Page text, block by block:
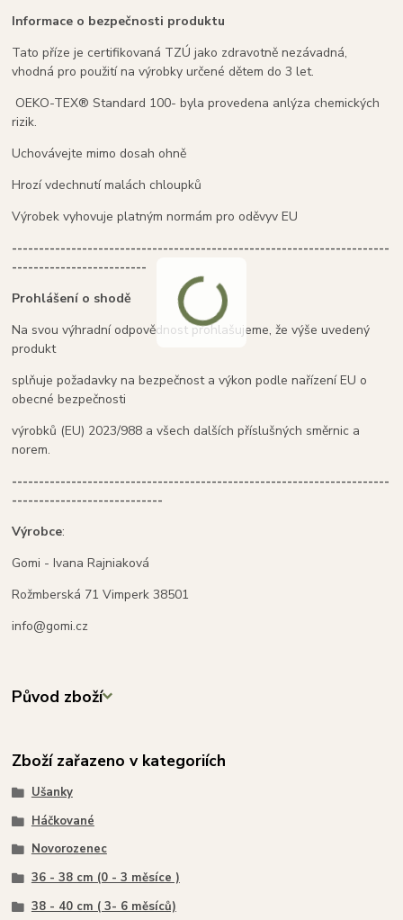
Informace o bezpečnosti produktu
Tato příze je certifikovaná TZÚ jako zdravotně nezávadná,
vhodná pro použití na výrobky určené dětem do 3 let.
OEKO-TEX® Standard 100- byla provedena anlýza chemických
rizik.
Uchovávejte mimo dosah ohně
Hrozí vdechnutí malách chloupků
Výrobek vyhovuje platným normám pro oděvyv EU
----------------------------------------------------------------------
-------------------------
Prohlášení o shodě
Na svou výhradní odpovědnost prohlašujeme, že výše uvedený
produkt
splňuje požadavky na bezpečnost a výkon podle nařízení EU o
obecné bezpečnosti
výrobků (EU) 2023/988 a všech dalších příslušných směrnic a
norem.
----------------------------------------------------------------------
----------------------------
Výrobce:
Gomi - Ivana Rajniaková
Rožmberská 71 Vimperk 38501
info@gomi.cz
Původ zboží
Zboží zařazeno v kategoriích
Ušanky
Háčkované
Novorozenec
36 - 38 cm (0 - 3 měsíce )
38 - 40 cm ( 3- 6 měsíců)